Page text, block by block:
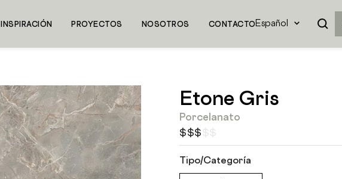
INSPIRACIÓN PROYECTOS NOSOTROS CONTACTOIdioma
Español
Etone Gris
Porcelanato
$$$$$
Tipo/Categoría